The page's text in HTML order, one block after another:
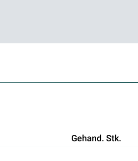
Gehand. Stk.